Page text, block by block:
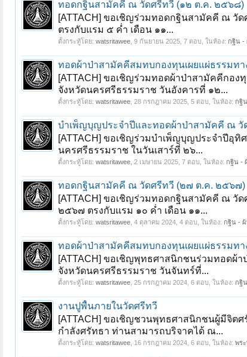
ทอดกฐินสามัคคี ณ วัดศรีทวี (๑๒ ต.ค. ๒๕๖๘)
[ATTACH] ขอเชิญร่วมทอดกฐินสามัคคี ณ วั
ตรงกับแรม ๕ ค่ำ เดือน ๑๑...
ตั้งกระทู้โดย: watsritawee 9 กันยายน 2025 , 7 ตอบ, ในห้อง: กฐิน -
ทอดผ้าป่าสามัคคีสมทบกองทุนเผยแผ่ธรรมท
[ATTACH] ขอเชิญร่วมทอดผ้าป่าสามัคคีกอง
จังหวัดนครศรีธรรมราช วันอังคารที่ ๑๒...
ตั้งกระทู้โดย: watsritawee 28 กรกฎาคม 2025 , 5 ตอบ, ในห้อง: กฐิ
บำเพ็ญบุญประจำปีและทอดผ้าป่าสามัคคี ณ วั
[ATTACH] ขอเชิญร่วมบำเพ็ญบุญประจำปีอุทิ
นครศรีธรรมราช ในวันเสาร์ที่ ๒๖...
ตั้งกระทู้โดย: watsritawee 2 เมษายน 2025 , 7 ตอบ, ในห้อง: กฐิน -
ทอดกฐินสามัคคี ณ วัดศรีทวี (๒๗ ต.ค. ๒๕๖๗)
[ATTACH] ขอเชิญร่วมทอดกฐินสามัคคี ณ วั
๒๕๖๗ ตรงกับแรม ๑๐ ค่ำ เดือน ๑๑...
ตั้งกระทู้โดย: watsritawee 4 ตุลาคม 2024 , 4 ตอบ, ในห้อง: กฐิน -
ทอดผ้าป่าสามัคคีสมทบกองทุนเผยแผ่ธรรมท
[ATTACH] ขอเชิญพุทธศาสนิกชนร่วมทอดผ้า
จังหวัดนครศรีธรรมราช วันจันทร์ที่...
ตั้งกระทู้โดย: watsritawee 25 กรกฎาคม 2024 , 6 ตอบ, ในห้อง: กฐิ
งานปูพื้นภายในวัดศรีทวี
[ATTACH] ขอเชิญชวนพุทธศาสนิกชนผู้มีจิต
กำลังศรัทธา ท่านสามารถบริจาคได้ ณ...
ตั้งกระทู้โดย: watsritawee 16 กรกฎาคม 2024 , 6 ตอบ, ในห้อง: พร